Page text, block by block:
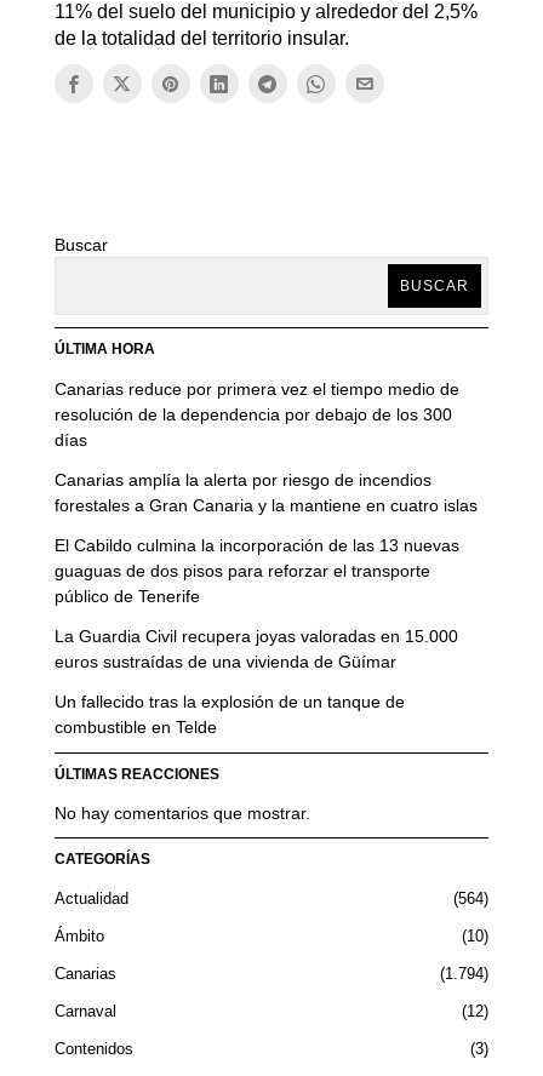
11% del suelo del municipio y alrededor del 2,5%
de la totalidad del territorio insular.
Buscar
BUSCAR
ÚLTIMA HORA
Canarias reduce por primera vez el tiempo medio de
resolución de la dependencia por debajo de los 300
días
Canarias amplía la alerta por riesgo de incendios
forestales a Gran Canaria y la mantiene en cuatro islas
El Cabildo culmina la incorporación de las 13 nuevas
guaguas de dos pisos para reforzar el transporte
público de Tenerife
La Guardia Civil recupera joyas valoradas en 15.000
euros sustraídas de una vivienda de Güímar
Un fallecido tras la explosión de un tanque de
combustible en Telde
ÚLTIMAS REACCIONES
No hay comentarios que mostrar.
CATEGORÍAS
Actualidad 564
Ámbito 10
Canarias 1.794
Carnaval 12
Contenidos 3